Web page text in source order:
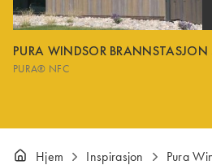
PURA WINDSOR BRANNSTASJON
PURA® NFC
Hjem Inspirasjon Pura